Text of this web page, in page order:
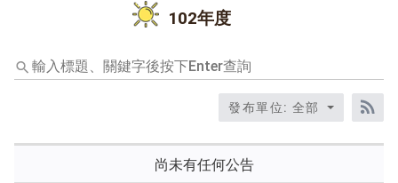
102年度
輸
入
發布單位: 全部
尚未有任何公告